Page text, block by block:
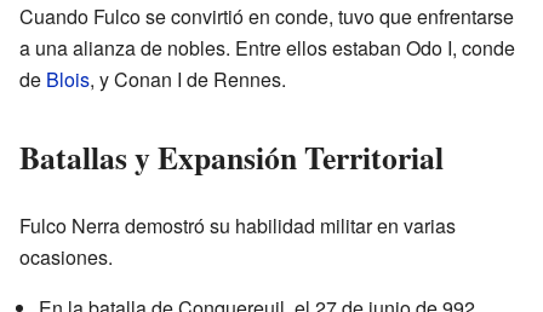
Cuando Fulco se convirtió en conde, tuvo que enfrentarse
a una alianza de nobles. Entre ellos estaban Odo I, conde
de Blois, y Conan I de Rennes.
Batallas y Expansión Territorial
Fulco Nerra demostró su habilidad militar en varias
ocasiones.